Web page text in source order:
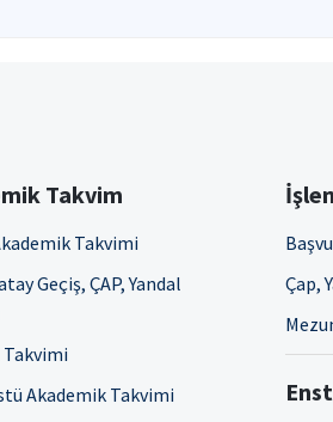
Takvim
Takvimi
Geçiş, ÇAP, Yandal
Takvimi
Akademik Takvimi
Çap,